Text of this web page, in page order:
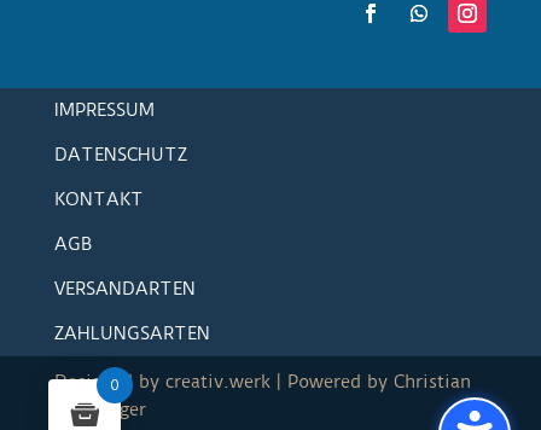
IMPRESSUM
DATENSCHUTZ
KONTAKT
AGB
VERSANDARTEN
ZAHLUNGSARTEN
Designed by creativ.werk| Powered by Christian
Paschinger
0